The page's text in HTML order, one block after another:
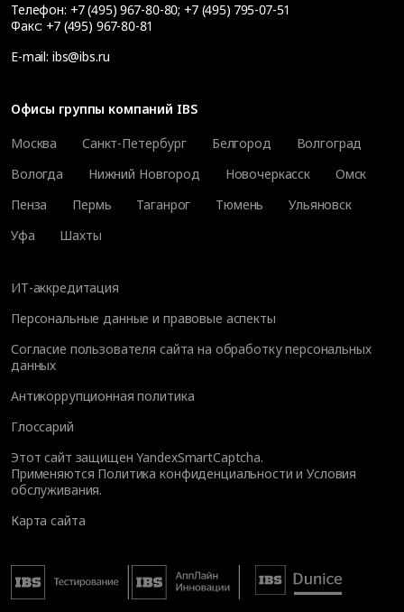
Телефон: +7 (495) 967-80-80; +7 (495) 795-07-51
Факс: +7 (495) 967-80-81
E-mail: ibs@ibs.ru
Офисы группы компаний IBS
Москва
Санкт-Петербург Белгород
Волгоград
Вологда
Нижний Новгород Новочеркасск
Омск
Пенза
Пермь Таганрог Тюмень
Ульяновск
Уфа
Шахты
ИТ-аккредитация
Персональные данные и правовые аспекты
Согласие пользователя сайта на обработку персональных
данных
Антикоррупционная политика
Глоссарий
Этот сайт защищен YandexSmartCaptcha.
Применяются Политика конфиденциальности иУсловия
обслуживания.
Карта сайта